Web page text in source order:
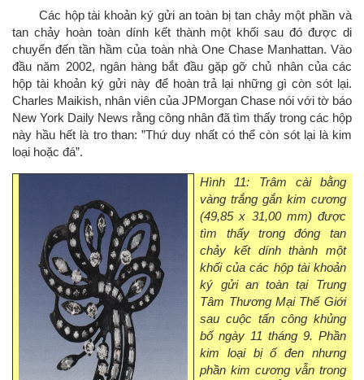
Các hộp tài khoản ký gửi an toàn bị tan chảy một phần và
tan chảy hoàn toàn dính kết thành một khối sau đó được di
chuyển đến tần hầm của toàn nhà One Chase Manhattan. Vào
đầu năm 2002, ngân hàng bắt đầu gặp gỡ chủ nhân của các
hộp tài khoản ký gửi này để hoàn trả lại những gì còn sót lại.
Charles Maikish, nhân viên của JPMorgan Chase nói với tờ báo
New York Daily News rằng công nhân đã tìm thấy trong các hộp
này hầu hết là tro than: ”Thứ duy nhất có thể còn sót lại là kim
loại hoặc đá”.
Hình 11: Trâm cài bằng
vàng trắng gắn kim cương
(49,85 x 31,00 mm) được
tìm thấy trong đóng tan
chảy kết dính thành một
khối của các hộp tài khoản
ký gửi an toàn tại Trung
Tâm Thương Mại Thế Giới
sau cuộc tấn công khủng
bố ngày 11 tháng 9. Phần
kim loại bị ố đen nhưng
phần kim cương vẫn trong